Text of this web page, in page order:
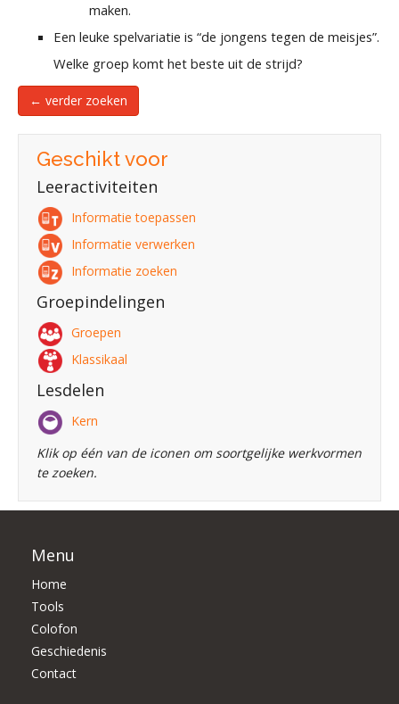
maken.
Een leuke spelvariatie is “de jongens tegen de meisjes”.
Welke groep komt het beste uit de strijd?
← verder zoeken
Geschikt voor
Leeractiviteiten
Informatie toepassen
Informatie verwerken
Informatie zoeken
Groepindelingen
Groepen
Klassikaal
Lesdelen
Kern
Klik op één van de iconen om soortgelijke werkvormen
te zoeken.
Menu
Home
Tools
Colofon
Geschiedenis
Contact